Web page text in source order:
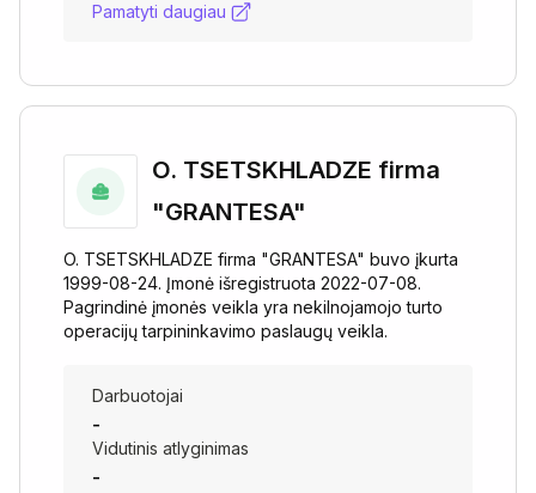
Pamatyti daugiau
O. TSETSKHLADZE firma
"GRANTESA"
O. TSETSKHLADZE firma "GRANTESA" buvo įkurta
1999-08-24. Įmonė išregistruota 2022-07-08.
Pagrindinė įmonės veikla yra nekilnojamojo turto
operacijų tarpininkavimo paslaugų veikla.
Darbuotojai
-
Vidutinis atlyginimas
-